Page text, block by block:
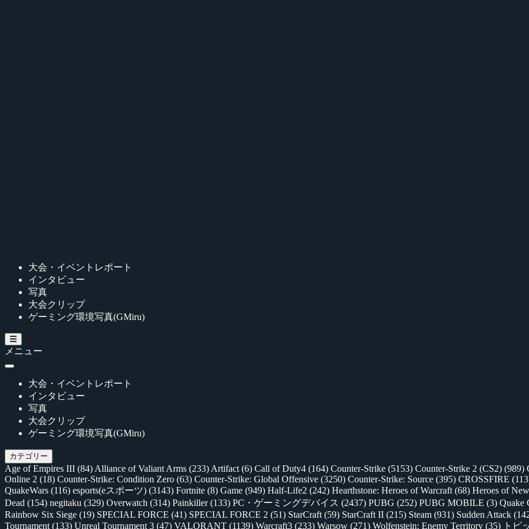
大会・イベントレポート
インタビュー
写真
大会クリップ
ゲーミング環境写真(GMiru)
メニュー
大会・イベントレポート
インタビュー
写真
大会クリップ
ゲーミング環境写真(GMiru)
カテゴリー
Age of Empires III (84) Alliance of Valiant Arms (233) Artifact (6) Call of Duty4 (164) Counter-Strike (5153) Counter-Strike 2 (CS2) (989)
Online 2 (18) Counter-Strike: Condition Zero (63) Counter-Strike: Global Offensive (3250) Counter-Strike: Source (395) CROSSFIRE
QuakeWars (116) esports(eスポーツ) (3143) Fortnite (8) Game (949) Half-Life2 (242) Hearthstone: Heroes of Warcraft (68) Heroes of
Dead (154) negitaku (329) Overwatch (314) Painkiller(133) PC・ゲーミングデバイス (2437) PUBG (252) PUBG MOBILE (3) Quake
Rainbow Six Siege (19) SPECIAL FORCE (41) SPECIAL FORCE 2 (51) StarCraft (59) StarCraft II (215) Steam (931) Sudden Attack
Tournament (133) Unreal Tournament 3 (47) VALORANT (1139) Warcraft3 (233) Warsow (271) Wolfenstein: Enemy Territory (35) トピ